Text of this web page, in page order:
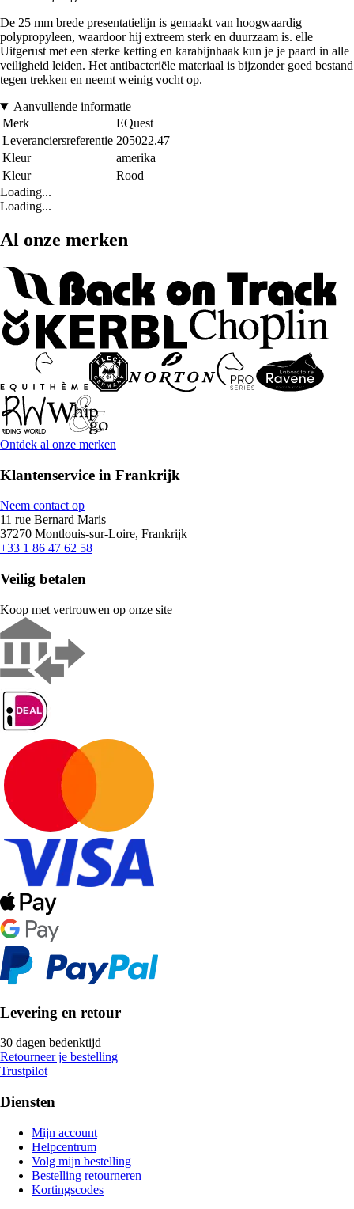
De 25 mm brede presentatielijn is gemaakt van hoogwaardig
polypropyleen, waardoor hij extreem sterk en duurzaam is. elle
Uitgerust met een sterke ketting en karabijnhaak kun je je paard in alle
veiligheid leiden. Het antibacteriële materiaal is bijzonder goed bestand
tegen trekken en neemt weinig vocht op.
Aanvullende informatie
Merk
EQuest
Leveranciersreferentie 205022.47
Kleur
amerika
Kleur
Rood
Loading...
Loading...
Al onze merken
Ontdek al onze merken
Klantenservice in Frankrijk
Neem contact op
11 rue Bernard Maris
37270 Montlouis-sur-Loire, Frankrijk
+33 1 86 47 62 58
Veilig betalen
Koop met vertrouwen op onze site
Levering en retour
30 dagen bedenktijd
Retourneer je bestelling
Trustpilot
Diensten
Mijn account
Helpcentrum
Volg mijn bestelling
Bestelling retourneren
Kortingscodes